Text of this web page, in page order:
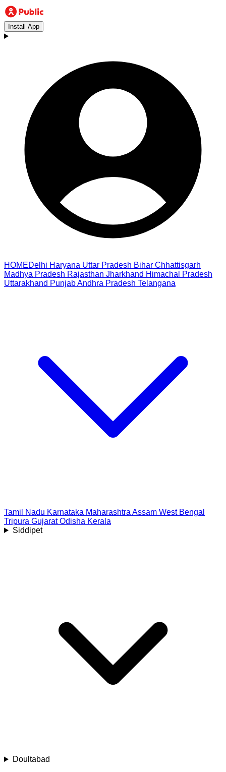
Install App
HOMEDelhi Haryana Uttar Pradesh Bihar Chhattisgarh
Madhya Pradesh Rajasthan Jharkhand Himachal Pradesh
Uttarakhand PunjabAndhra Pradesh Telangana
Tamil Nadu Karnataka Maharashtra Assam West Bengal
Tripura Gujarat Odisha Kerala
Siddipet
Doultabad